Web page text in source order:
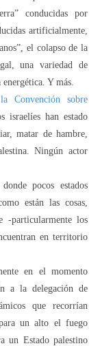
conducidas por
artificialmente,
el colapso de la
una variedad de
Y más.
Convención sobre
israelíes han estado
matar de hambre,
Ningún actor
pocos estados
están las cosas,
-particularmente los
en territorio
en el momento
a la delegación de
que recorrían
un alto el fuego
un Estado palestino